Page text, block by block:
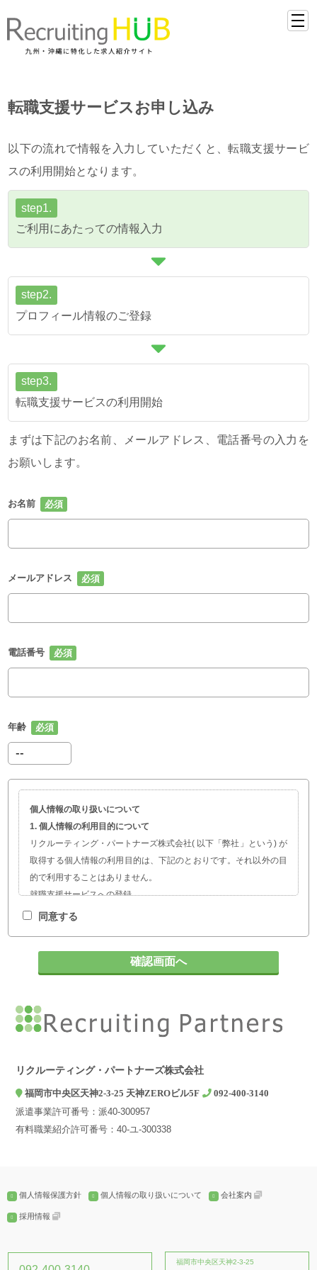
転職支援サービスお申し込み
以下の流れで情報を入力していただくと、転職支援サービ
スの利用開始となります。
step1.
ご利用にあたっての情報入力
step2.
プロフィール情報のご登録
step3.
転職支援サービスの利用開始
まずは下記のお名前、メールアドレス、電話番号の入力を
お願いします。
お名前
メールアドレス
電話番号
年齢
個人情報の取り扱いについて
1. 個人情報の利用目的について
リクルーティング・パートナーズ株式会社( 以下「弊社」という) が
取得する個人情報の利用目的は、下記のとおりです。それ以外の目
的で利用することはありません。
就職支援サービスへの登録
職業紹介、就職・転職に関する情報提供
お問い合わせやご相談への対応
びJISQ：15001などの法令等で認められている場合を除き、個人情
報を第三者に提供することはありません。
弊社は、利用目的の達成に必要な範囲内において個人情報の取扱い
て委託先を選定し、機密保持契約を締結します。委託先に対しては
個人情報の適切な取扱いを監督指導します。
4. 個人情報の開示等の請求について
報窓口」までお知らせください。
5. 個人情報提供の任意性とその結果について
報が提供されない場合、【個人情報の利用目的について】に記載し
同意する
リクルーティング・パートナーズ株式会社
福岡市中央区天神2-3-25 天神ZEROビル5F 092-400-3140
派遣事業許可番号：派40-300957
有料職業紹介許可番号：40-ユ-300338
個人情報保護方針 個人情報の取り扱いについて 会社案内
採用情報
福岡市中央区天神2-3-25